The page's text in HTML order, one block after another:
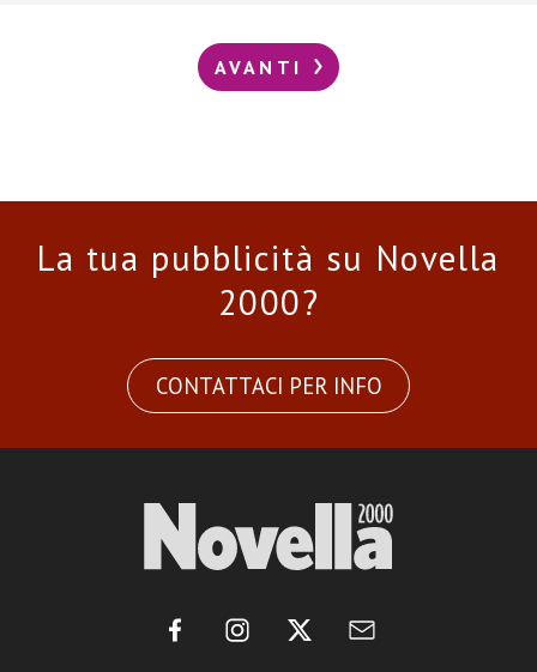
AVANTI
La tua pubblicità su Novella
2000?
CONTATTACI PER INFO